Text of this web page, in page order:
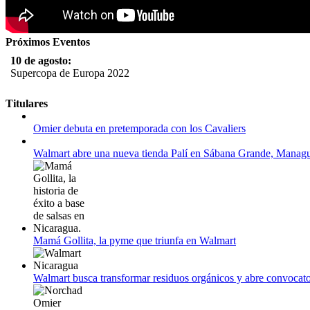
Próximos Eventos
10 de agosto:
Supercopa de Europa 2022
11 al 21 de agosto:
Campeonato Europeo de Natación 2022
12 de agosto:
Empieza La Liga 2022-2023
Titulares
Omier debuta en pretemporada con los Cavaliers
Walmart abre una nueva tienda Palí en Sábana Grande,
Mamá Gollita, la pyme que triunfa en Walmart
Walmart busca transformar residuos orgánicos y abre